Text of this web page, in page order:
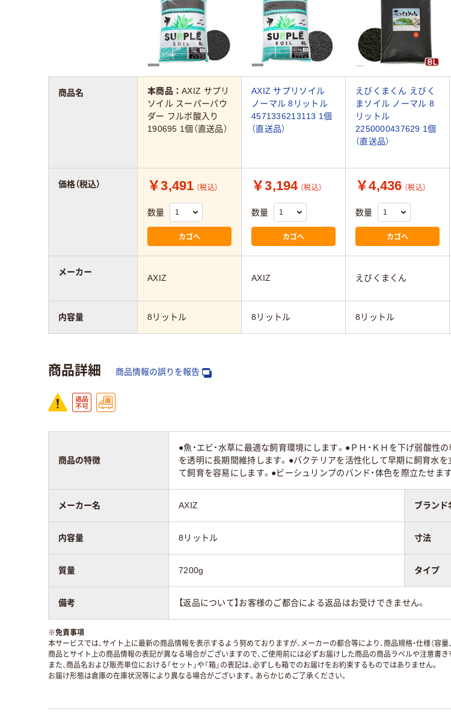
本商品：AXIZ サプリ
ソイル スーパーパウ
ダー フルボ酸入り
190695 1個（直送品）
AXIZ サプリソイル
ノーマル 8リットル
4571336213113 1個
（直送品）
えびくまくん えびく
まソイル ノーマル 8
リットル
2250000437629 1個
（直送品）
￥3,491 （税込）
数量
カゴへ
￥3,194 （税込）
数量
カゴへ
￥4,436 （税込）
数量
カゴへ
AXIZ AXIZ えびくまくん
8リットル 8リットル 8リットル
商品名
価格（税込）
メーカー
内容量
商品詳細 商品情報の誤りを報告
商品の特徴
●魚・エビ・水草に最適な飼育環境にします。●ＰＨ・ＫＨを下げ弱酸
を透明に長期間維持します。●バクテリアを活性化して早期に飼育水
て飼育を容易にします。●ビーシュリンプのバンド・体色を際立たせま
メーカー名 AXIZ ブランド
内容量 8リットル 寸法
質量 7200g タイプ
備考 【返品について】お客様のご都合による返品はお受けできません。
※免責事項
本サービスでは、サイト上に最新の商品情報を表示するよう努めておりますが、メーカーの都合等により、商品規格・仕様（容
商品とサイト上の商品情報の表記が異なる場合がございますので、ご使用前には必ずお届けした商品の商品ラベルや注意書
また、商品名および販売単位における「セット」や「箱」の表記は、必ずしも箱でのお届けをお約束するものではありません。
お届け形態は倉庫の在庫状況等により異なる場合がございます。あらかじめご了承ください。